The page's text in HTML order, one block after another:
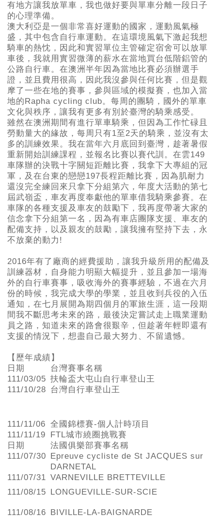
有地方讓我放單車，我也做好要與單車分離一段日子
的心理準備。
澳大利亞是一個非常喜好運動的國家，運動風氣極
盛，其中包含自行車運動。在這環境風氣下激起我想
騎車的熱忱，因此和實習單位主管確定宿舍可以放單
車後，我就用實習微薄的薪水在當地買台低階鋁管的
公路自行車。在澳洲半年因為當地比賽必須辦選手
證，並且費用很高，因此我沒參與任何比賽，但是觀
摩了一些在地的賽事，參與區域的模擬賽，也加入當
地的Rapha cycling club。每周的團騎，國外的單車
文化與秩序，讓我有更多有別於臺灣的騎乘感受。
雖然在澳洲期間有進行單車騎乘，但因為工作忙碌且
勞動量大的緣故，每周只有1至2天的騎乘，並沒有太
多的訓練效果。我在當年六月底回到臺灣，趁著暑假
重新開始訓練課程，並報名比賽以賽代訓。在雲149
車隊辦的決戰十字關短距離比賽，我拿下大專組的冠
軍，及在台東的戀戀197長程距離比賽，因為肌耐力
還沒完全練回來只拿下分組第六，年度大活動的第七
屆武嶺盃，車友再度奉獻他的單車借我騎乘參賽。在
車隊的各種支援及車友的鼓勵下，我再度帶著大家的
信念拿下分組第一名，因為有車店團隊支援、車友的
配備支持，以及親友的鼓勵，讓我擁有堅持下去，永
不放棄的動力!
2016年有了廠商的經費援助，讓我升級所用的配備及
訓練器材，自身能力明顯大幅提升，並且參加一場海
外的自行車賽事，吸收海外的賽事經驗，不過在六月
份的時候，我完成大學的學業，並且收到兵役的入伍
通知，在七月展開為期四個月的軍旅生涯，這一段期
間我不斷思考未來的路，最後決定嘗試走上職業運動
員之路，知道未來的路會很艱辛，但趁著年輕即還有
支援的情況下，想盡自己最大努力、不留遺憾。
【歷年成績】
日期
台灣賽事名稱
111/03/05 扶輪盃大屯山自行車登山王
111/10/28 台灣自行車登山王
111/11/06 全國錦標賽-個人計時項目
111/11/19
FTL城市繞圈挑戰賽
日期
法國俱樂部賽事名稱
111/07/30
Epreuve cycliste de St JACQUES sur
DARNETAL
111/07/31 VARNEVILLE BRETTEVILLE
111/08/15
LONGUEVILLE-SUR-SCIE
111/08/16 BIVILLE-LA-BAIGNARDE